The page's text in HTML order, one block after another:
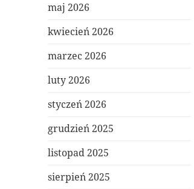
maj 2026
kwiecień 2026
marzec 2026
luty 2026
styczeń 2026
grudzień 2025
listopad 2025
sierpień 2025